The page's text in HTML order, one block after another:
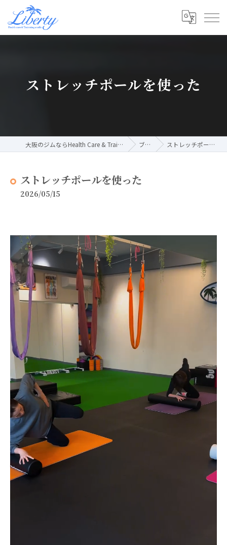
ストレッチポールを使った
大阪のジムならHealth Care & Training Studio Liberty ブログ ストレッチポールを使った
ストレッチポールを使った
2026/05/15